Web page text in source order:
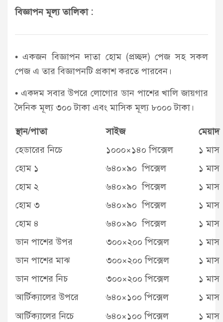
বিজ্ঞাপন মূল্য তালিকা :
• একজন বিজ্ঞাপন দাতা হোম (প্রচ্ছদ) পেজ সহ সকল
পেজ এ তার বিজ্ঞাপনটি প্রকাশ করতে পারবেন।
• একদম সবার উপরে লোগোর ডান পাশের খালি জায়গার
দৈনিক মূল্য ৩০০ টাকা এবং মাসিক মূল্য ৮০০০ টাকা।
স্থান/পাতা সাইজ
মেয়াদ
হেডারের নিচে
১০০০×১৪০ পিক্সেল
১ মাস
হোম ১
৬৪০×৯০ পিক্সেল
১ মাস
হোম ২
৬৪০×৯০ পিক্সেল
১ মাস
হোম ৩
৬৪০×৯০ পিক্সেল
১ মাস
হোম ৪
৬৪০×৯০ পিক্সেল
১ মাস
ডান পাশের উপর
৩০০×২০০ পিক্সেল
১ মাস
ডান পাশের মাঝ
৩০০×২০০ পিক্সেল
১ মাস
ডান পাশের নিচ
৩০০×২০০ পিক্সেল
১ মাস
আর্টিক্যালের উপরে
৬৪০×১০০ পিক্সেল
১ মাস
আর্টিক্যালের নিচে
৬৪০×১০০ পিক্সেল ১ মাস